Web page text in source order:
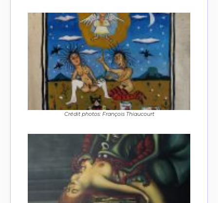
Crédit photos: François Thiaucourt